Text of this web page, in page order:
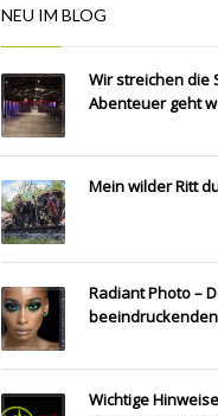
NEU IM BLOG
Wir streichen die
Abenteuer geht
Mein wilder Ritt
Radiant Photo –
Wichtige